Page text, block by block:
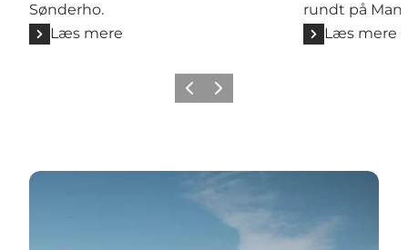
Sønderho.
Læs mere
rundt på
Læs mere
ForrigeNæste
Vadehavskystens mediecenter